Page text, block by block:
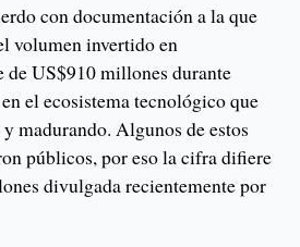
con documentación a la que
volumen invertido en
de US$910 millones durante
el ecosistema tecnológico que
madurando. Algunos de estos
públicos, por eso la cifra difiere
divulgada recientemente por